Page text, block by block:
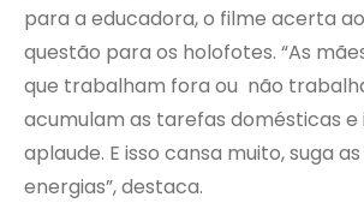
para a educadora, o filme acerta
questão para os holofotes. “As
que trabalham fora ou não
acumulam as tarefas domésticas e
aplaude. E isso cansa muito, suga
energias”, destaca.